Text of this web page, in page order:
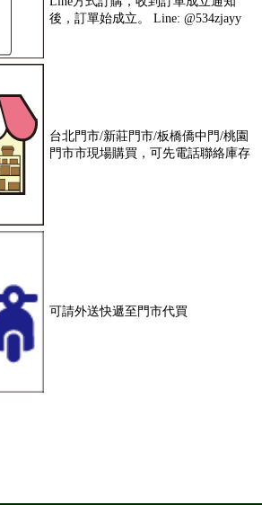
後，訂單始成立。 Line: @534zjayy
台北門市/新莊門市/板橋僑中門/桃園
門市市現場購買，可先電話聯絡庫存
可請外送快遞至門市代買